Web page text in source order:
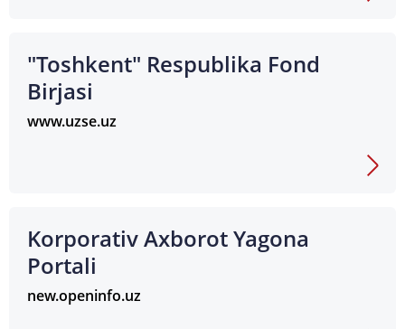
"Toshkent" Respublika Fond
Birjasi
www.uzse.uz
Korporativ Axborot Yagona
Portali
new.openinfo.uz